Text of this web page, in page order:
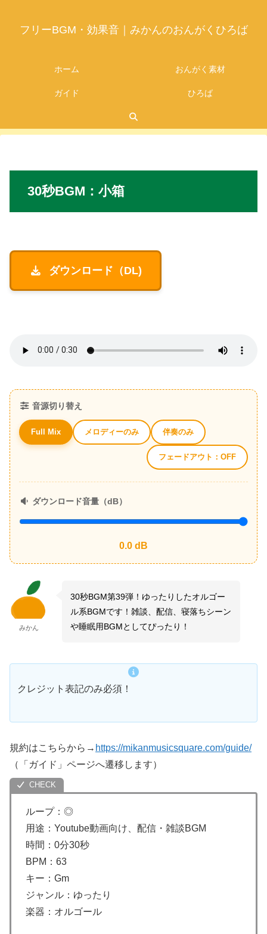
フリーBGM・効果音｜みかんのおんがくひろば
ホーム おんがく素材
ガイド ひろば
30秒BGM ：小箱
ダウンロード（DL)
音源切り替え
Full Mix メロディーのみ 伴奏のみ
フェードアウト：OFF
ダウンロード音量（dB）
0.0 dB
みかん
30秒BGM第39弾！ゆったりしたオルゴー
ル系BGMです！雑談、配信、寝落ちシーン
や睡眠用BGMとしてぴったり！
クレジット表記のみ必須！
規約はこちらから→ https://mikanmusicsquare.com/guide/
（「ガイド」ページへ遷移します）
ループ：◎
用途：Youtube動画向け、配信・雑談BGM
時間：0分30秒
BPM：63
キー：Gm
ジャンル：ゆったり
楽器：オルゴール